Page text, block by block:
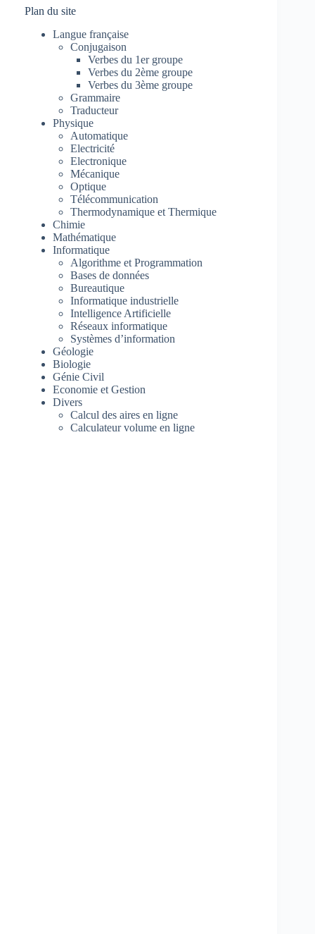
Plan du site
Langue française
Conjugaison
Verbes du 1er groupe
Verbes du 2ème groupe
Verbes du 3ème groupe
Grammaire
Traducteur
Physique
Automatique
Electricité
Electronique
Mécanique
Optique
Télécommunication
Thermodynamique et Thermique
Chimie
Mathématique
Informatique
Algorithme et Programmation
Bases de données
Bureautique
Informatique industrielle
Intelligence Artificielle
Réseaux informatique
Systèmes d’information
Géologie
Biologie
Génie Civil
Economie et Gestion
Divers
Calcul des aires en ligne
Calculateur volume en ligne